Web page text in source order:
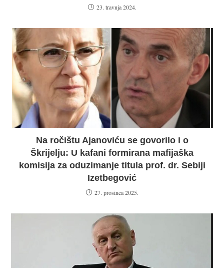
23. travnja 2024.
Na ročištu Ajanoviću se govorilo i o
Škrijelju: U kafani formirana mafijaška
komisija za oduzimanje titula prof. dr. Sebiji
Izetbegović
27. prosinca 2025.